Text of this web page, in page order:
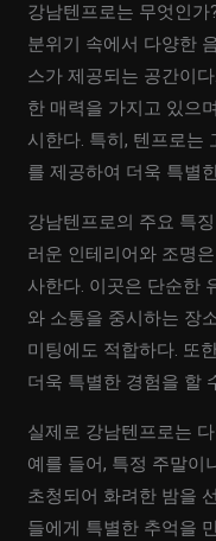
강남텐프로는 무엇인
분위기 속에서 다양한
스가 제공되는 공간이
한 매력을 가지고 있으
시한다. 특히, 텐프로는
를 제공하여 더욱 특별
강남텐프로의 주요 특
러운 인테리어와 조명
사한다. 이곳은 단순한
와 소통을 중시하는 장
미팅에도 적합하다. 또
더욱 특별한 경험을 할
실제로 강남텐프로는
예를 들어, 특정 주말이
초청되어 화려한 밤을
들에게 특별한 추억을